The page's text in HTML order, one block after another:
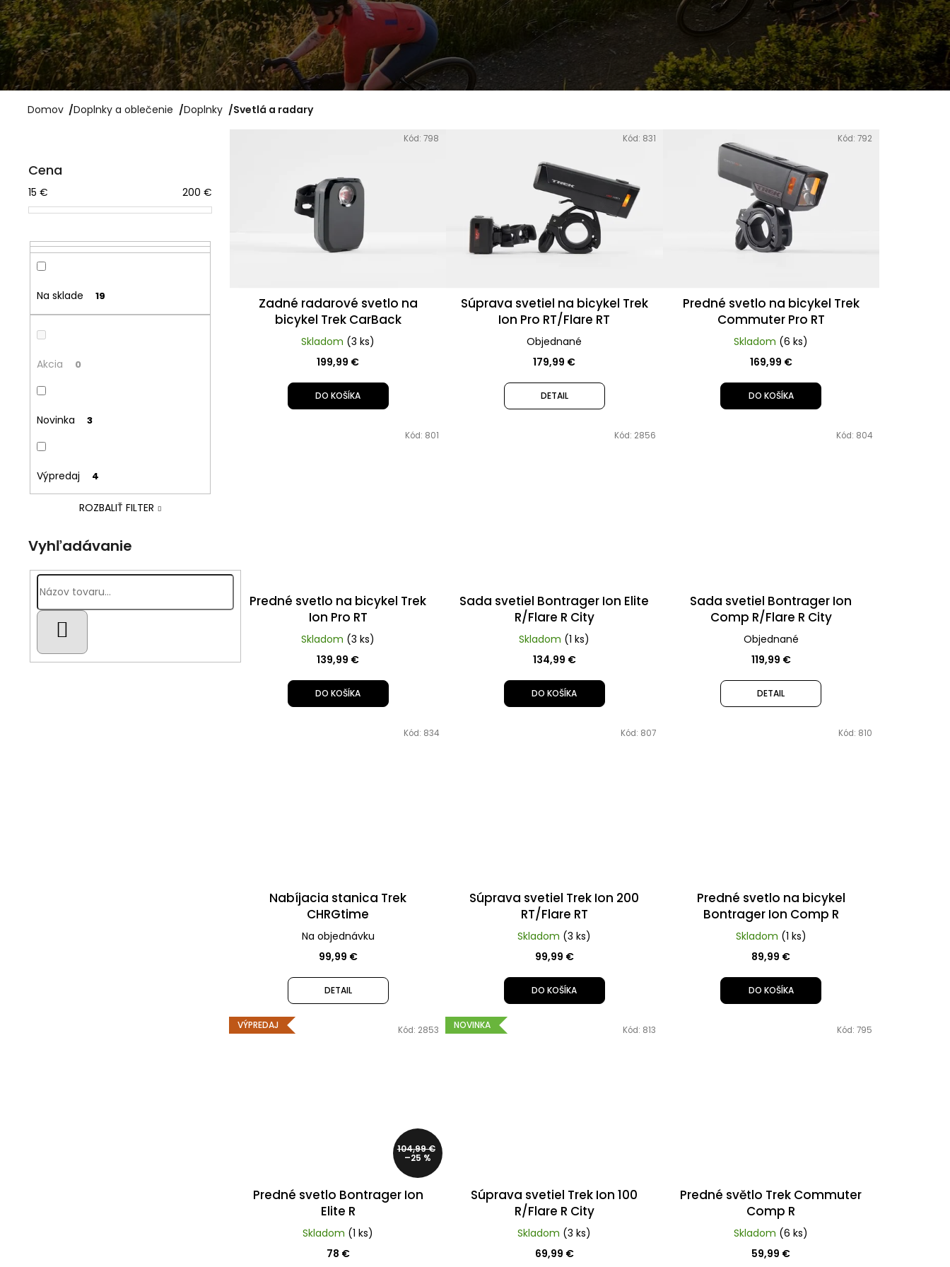
Domov /Doplnky a oblečenie /Doplnky /Svetlá a radary
Cena
15 € 200 €
Na sklade 19
Akcia 0
Novinka 3
Výpredaj 4
ROZBALIŤ FILTER
Vyhľadávanie
Zadné radarové svetlo na
bicykel Trek CarBack
Skladom (3 ks)
199,99 €
DO KOŠÍKA
Kód:798
Súprava svetiel na bicykel Trek
Ion Pro RT/Flare RT
Objednané
179,99 €
DETAIL
Kód: 831
Predné svetlo na bicykel Trek
Commuter Pro RT
Skladom (6 ks)
169,99 €
DO KOŠÍKA
Kód: 792
Predné svetlo na bicykel Trek
Ion Pro RT
Skladom (3 ks)
139,99 €
DO KOŠÍKA
Kód: 801
Sada svetiel Bontrager Ion Elite
R/Flare R City
Skladom (1 ks)
134,99 €
DO KOŠÍKA
Kód: 2856
Sada svetiel Bontrager Ion
Comp R/Flare R City
Objednané
119,99 €
DETAIL
Kód: 804
Nabíjacia stanica Trek
CHRGtime
Na objednávku
99,99 €
DETAIL
Kód: 834
Súprava svetiel Trek Ion 200
RT/Flare RT
Skladom (3 ks)
99,99 €
DO KOŠÍKA
Kód: 807
Predné svetlo na bicykel
Bontrager Ion Comp R
Skladom (1 ks)
89,99 €
DO KOŠÍKA
Kód: 810
VÝPREDAJ
104,99 €
–25 %
Predné svetlo Bontrager Ion
Elite R
Skladom (1 ks)
78 €
Kód: 2853 NOVINKA
Súprava svetiel Trek Ion 100
R/Flare R City
Skladom (3 ks)
69,99 €
Kód: 813
Predné světlo Trek Commuter
Comp R
Skladom (6 ks)
59,99 €
Kód: 795
OMOTÁVKA GEL CORK
4,99 €
Pôvodne:16 €
BICYKEL TREK
SUPERCALIBER SLR 9.8 X0
AXS T-TYPE GEN 2
DEMO
4 998 €
Pôvodne:7 499 €
OKULIARE RUDY
PROJECT SPINSHIELD AIR
- CRYSTAL
ASH/MULTILASER
ORANGE
110,99 €
Pôvodne:135 €